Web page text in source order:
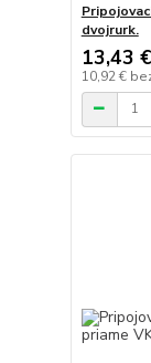
dvojrurk.
13,43 €
10,92 €